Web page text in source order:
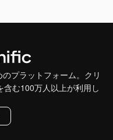
プラットフォーム。クリ
む100万人以上が利用し